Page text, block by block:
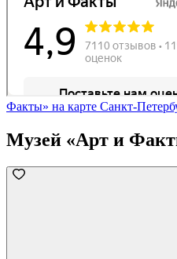
Факты» на карте
Музей «Арт и